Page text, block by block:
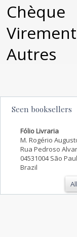
Chèque
Virement
Autres
Seen booksellers
Fólio Livraria
M. Rogério
Rua Pedroso
04531004 São
Brazil